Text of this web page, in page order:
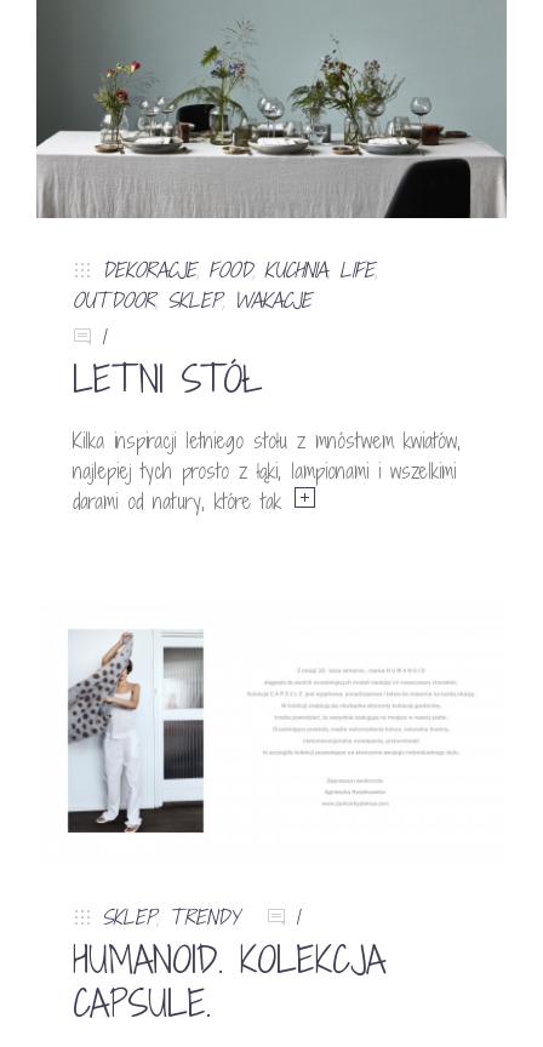
DEKORACJE, FOOD, KUCHNIA, LIFE,
OUTDOOR, SKLEP, WAKACJE
1
LETNI STÓŁ
Kilka inspiracji letniego stołu z mnóstwem kwiatów,
najlepiej tych prosto z łąki, lampionami i wszelkimi
darami od natury, które tak
SKLEP, TRENDY 1
HUMANOID. KOLEKCJA
CAPSULE.